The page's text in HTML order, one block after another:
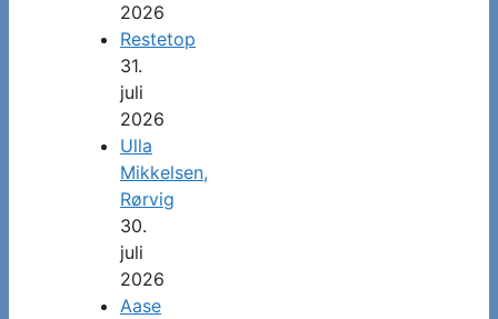
2026
Restetop
31.
juli
2026
Ulla
Mikkelsen,
Rørvig
30.
juli
2026
Aase